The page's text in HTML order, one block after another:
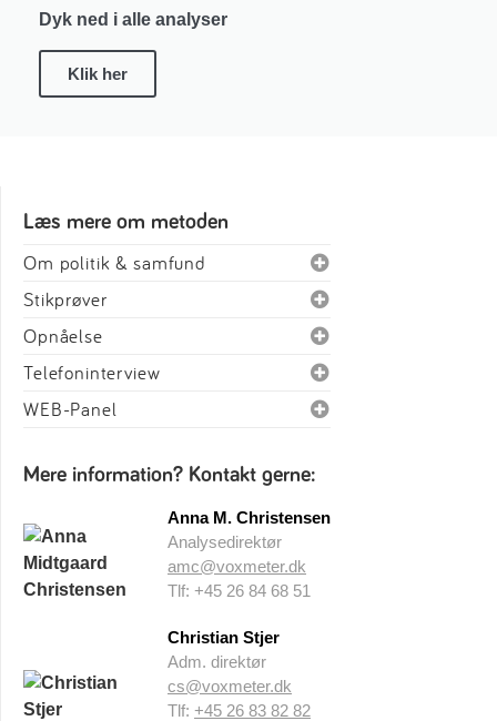
Dyk ned i alle analyser
Klik her
Læs mere om metoden
Om politik & samfund
Stikprøver
Opnåelse
Telefoninterview
WEB-Panel
Mere information? Kontakt gerne:
Anna M. Christensen
Analysedirektør
amc@voxmeter.dk
Tlf: +45 26 84 68 51
Christian Stjer
Adm. direktør
cs@voxmeter.dk
Tlf: +45 26 83 82 82